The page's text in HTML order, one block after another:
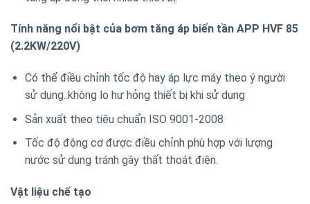
Tính năng nổi bật của bơm tăng áp biến tần APP HVF 85
(2.2KW/220V)
Có thể điều chỉnh tốc độ hay áp lực máy theo ý người
sử dụng..không lo hư hỏng thiết bị khi sử dụng
Sản xuất theo tiêu chuẩn ISO 9001-2008
Tốc độ động cơ được điều chỉnh phù hợp với lượng
nước sử dụng tránh gây thất thoát điện.
Vật liệu chế tạo